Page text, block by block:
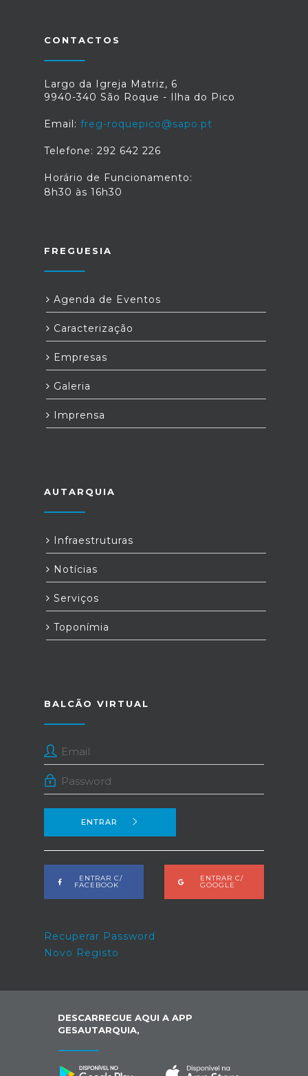
CONTACTOS
Largo da Igreja Matriz, 6
9940-340 São Roque - Ilha do Pico
Email: freg-roquepico@sapo.pt
Telefone: 292 642 226
Horário de Funcionamento:
8h30 às 16h30
FREGUESIA
Agenda de Eventos
Caracterização
Empresas
Galeria
Imprensa
AUTARQUIA
Infraestruturas
Notícias
Serviços
Toponímia
BALCÃO VIRTUAL
ENTRAR
ENTRAR C/
FACEBOOK
ENTRAR C/
GOOGLE
Recuperar Password
Novo Registo
DESCARREGUE AQUI A APP
GESAUTARQUIA,